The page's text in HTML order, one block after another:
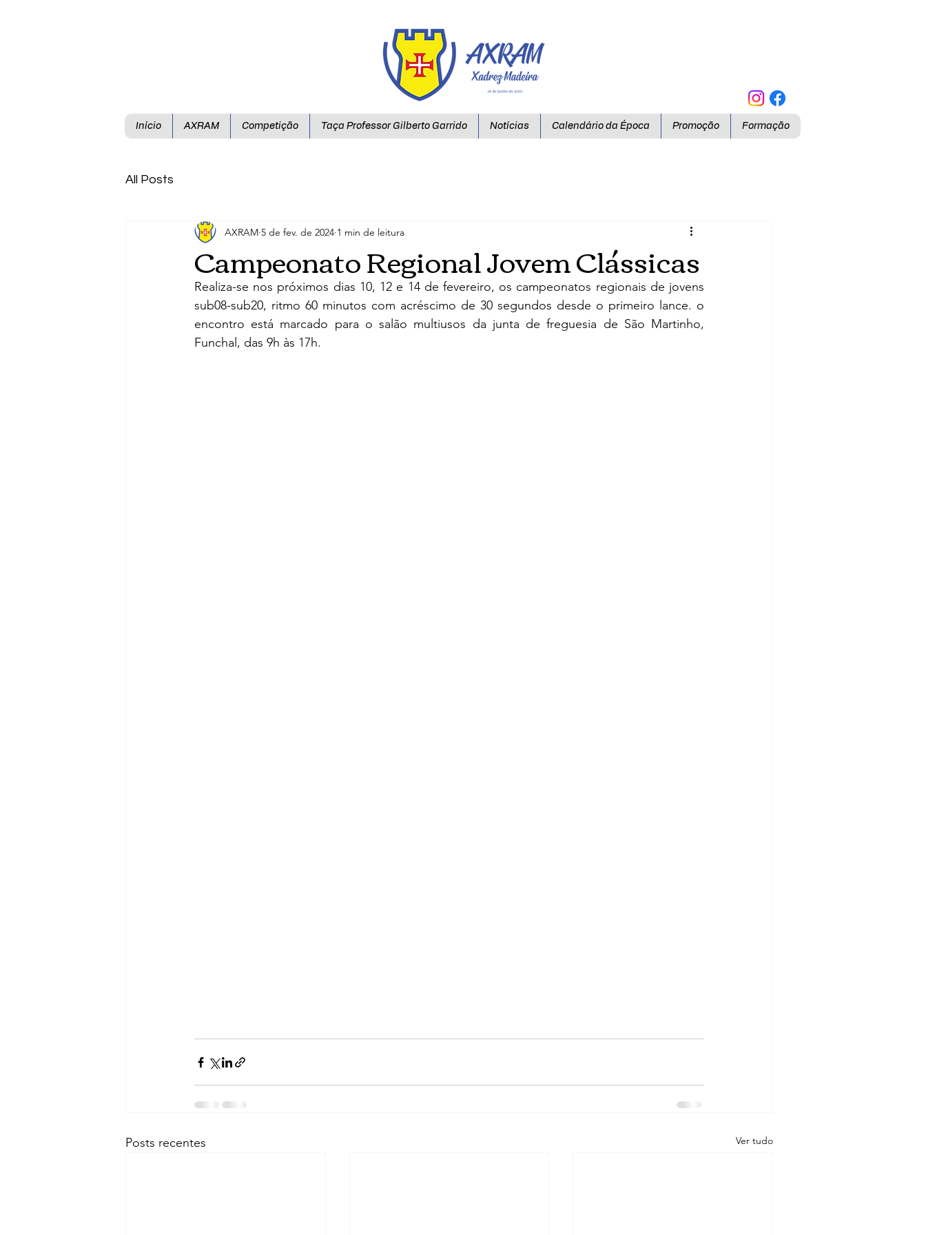
Início AXRAM Competição Taça Professor Gilberto Garrido Notícias Calendário da Época Promoção Formação
All Posts
Campeonato Regional Jovem Clássicas
AXRAM 5 de fev. de 2024 1 min de leitura
Realiza-se nos próximos dias 10, 12 e 14 de fevereiro, os campeonatos regionais de jovens
sub08-sub20, ritmo 60 minutos com acréscimo de 30 segundos desde o primeiro lance. o
encontro está marcado para o salão multiusos da junta de freguesia de São Martinho,
Funchal, das 9h às 17h.
Posts recentes Ver tudo